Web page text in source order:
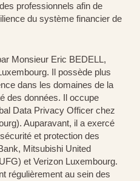
professionnels afin de
du système financier de
Monsieur Eric BEDELL,
Il possède plus
dans les domaines de la
des données. Il occupe
Data Privacy Officer chez
Auparavant, il a exercé
et protection des
Mitsubishi United
et Verizon Luxembourg.
régulièrement au sein des